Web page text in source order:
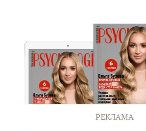
РЕКЛАМА